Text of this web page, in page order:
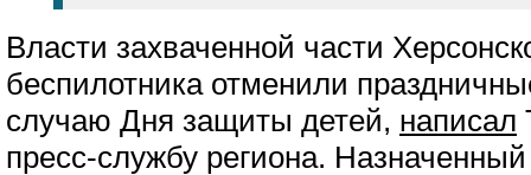
Власти захваченной части
беспилотника отменили
случаю Дня защиты детей, написал
пресс-службу региона.